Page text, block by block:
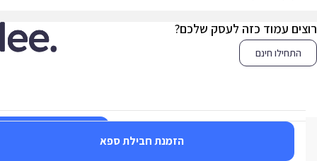
עמוד כזה לעסק שלכם?
התחילו חינם
כדי להזמין מעסק זה
הזמנת חבילת ספא